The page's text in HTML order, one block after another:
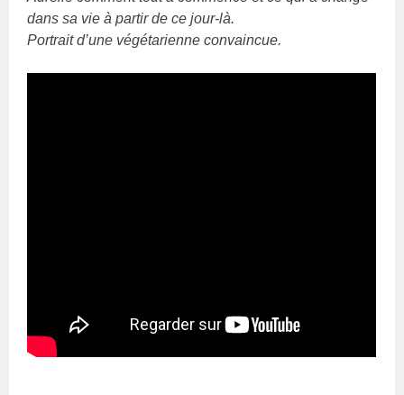
dans sa vie à partir de ce jour-là.
Portrait d’une végétarienne convaincue.